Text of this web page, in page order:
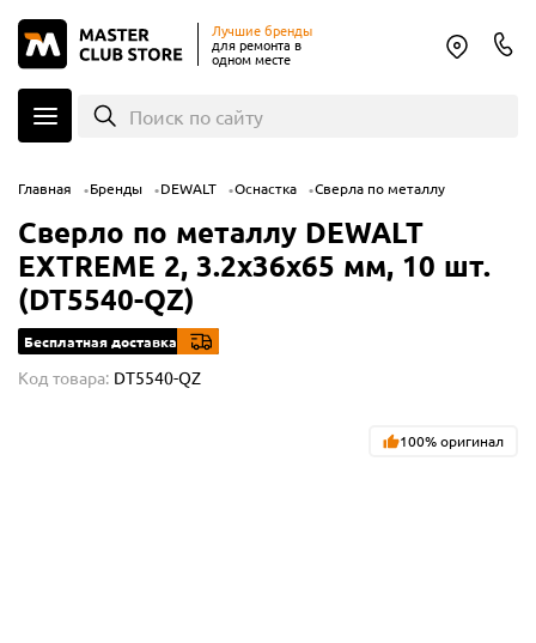
Лучшие бренды
для ремонта в
одном месте
Поиск по сайту
Главная Бренды DEWALT Оснастка Сверла по металлу
Сверло по металлу DEWALT
EXTREME 2, 3.2x36x65 мм, 10 шт.
(DT5540-QZ)
Бесплатная доставка
Код товара: DT5540-QZ
100% оригинал